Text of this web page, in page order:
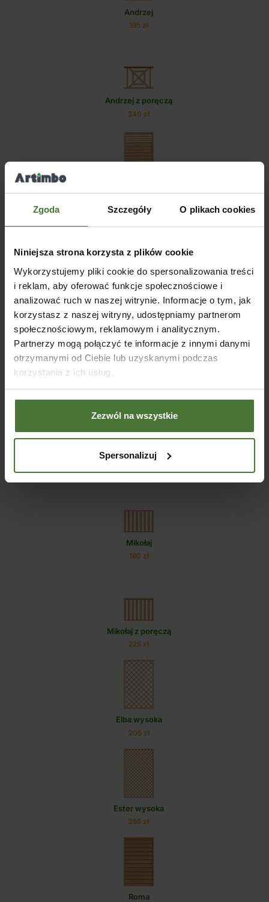
Zgoda Szczegóły O plikach cookies
Niniejsza strona korzysta z plików cookie
Wykorzystujemy pliki cookie do spersonalizowania treści
i reklam, aby oferować funkcje społecznościowe i
analizować ruch w naszej witrynie. Informacje o tym, jak
korzystasz z naszej witryny, udostępniamy partnerom
społecznościowym, reklamowym i analitycznym.
Partnerzy mogą połączyć te informacje z innymi danymi
otrzymanymi od Ciebie lub uzyskanymi podczas
korzystania z ich usług.
Zezwól na wszystkie
Spersonalizuj
Andrzej
195 zł
Andrzej z poręczą
240 zł
Bergamo (żaluzja)
285 zł
Elba niska
Ester niska
Mikołaj
180 zł
Mikołaj z poręczą
225 zł
Elba wysoka
205 zł
Ester wysoka
265 zł
Roma